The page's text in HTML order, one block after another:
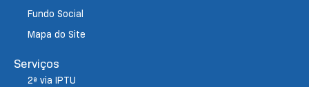
Fundo Social
Mapa do Site
Serviços
2ª via IPTU